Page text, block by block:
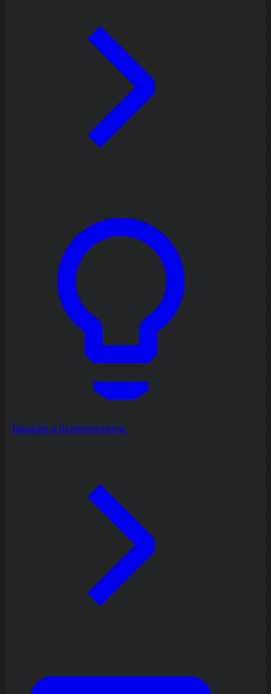
Ideação e brainstorming